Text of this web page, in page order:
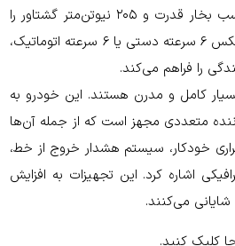
است که توانایی تولید ۱۱۰ اسب بخار قدرت و ۲۰۵ نیوتن‌متر گشتاور را
دارد. این موتور به همراه گیربکس ۶ سرعته دستی یا ۶ سرعته اتوماتیک،
را فراهم می‌کند.
کامل و مدرن هستند. این خودرو به
متعددی مجهز است که از جمله آن‌ها
خودکار، سیستم هشدار خروج از خط،
اشاره کرد. این تجهیزات به افزایش
می‌کنند.
کلیک کنید.